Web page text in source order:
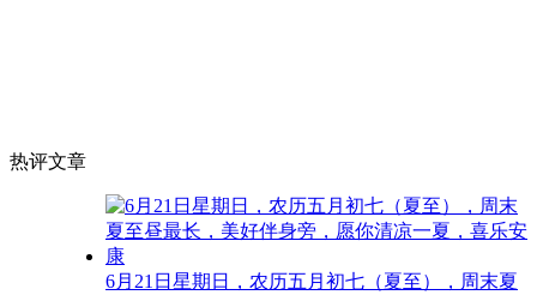
热评文章
6月21日星期日，农历五月初七（夏至），周末夏